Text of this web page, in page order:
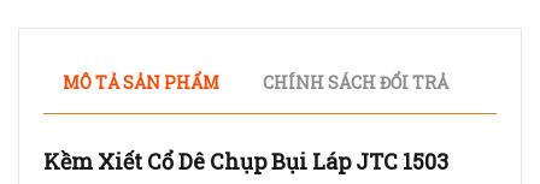
MÔ TẢ SẢN PHẨM CHÍNH SÁCH ĐỔI TRẢ
Kềm Xiết Cổ Dê Chụp Bụi Láp JTC 1503